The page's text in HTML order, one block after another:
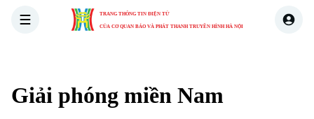
TRANG THÔNG TIN ĐIỆN TỬ
CỦA CƠ QUAN BÁO VÀ PHÁT THANH TRUYỀN HÌNH HÀ NỘI
Giải phóng miền Nam